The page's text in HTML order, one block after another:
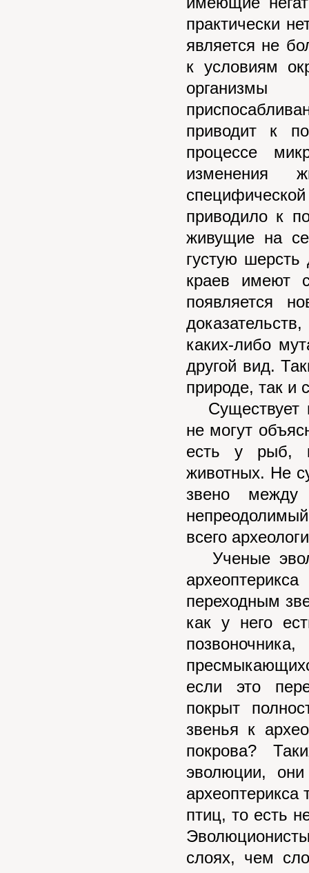
практически
является не
к условиям
организмы
приводит к
процессе
изменения
приводило к
живущие на
густую
краев имеют
появляется
каких-либо
другой вид.
природе, так и
Существует
не могут
есть у рыб,
животных. Не
звено
всего
Ученые
переходным
как у него
если это
покрыт
звенья к
покрова?
эволюции,
археоптерикса
птиц, то есть
слоях, чем